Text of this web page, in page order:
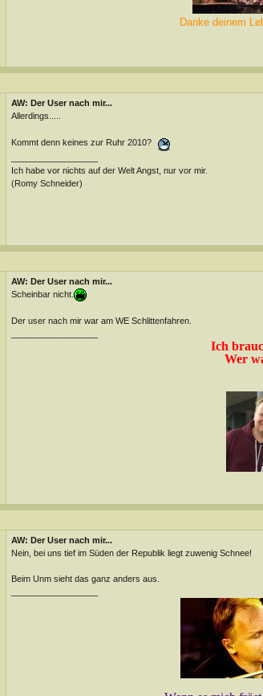
Danke deinem
AW: Der User nach mir...
Allerdings.....
Kommt denn keines zur Ruhr 2010?
Ich habe vor nichts auf der Welt Angst, nur vor mir.
(Romy Schneider)
AW: Der User nach mir...
Scheinbar nicht.
Der user nach mir war am WE Schlittenfahren.
Ich
Wer
AW: Der User nach mir...
Nein, bei uns tief im Süden der Republik liegt zuwenig Schnee!
Beim Unm sieht das ganz anders aus.